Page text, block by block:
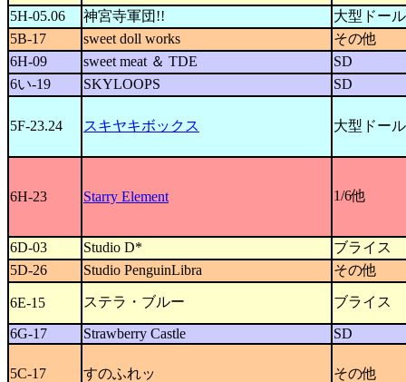
5H-05.06 神宮寺軍団!!
大型ドール
5B-17
sweet doll works
その他
6H-09
sweet meat ＆ TDE
SD
6い-19
SKYLOOPS SD
5F-23.24 スキヤキボックス 大型ドール
6H-23 Starry Element 1/6他
6D-03 Studio D*
ブライス
5D-26
Studio PenguinLibra その他
6E-15 ステラ・ブルー ブライス
6G-17 Strawberry Castle SD
5C-17 すのふれッ その他